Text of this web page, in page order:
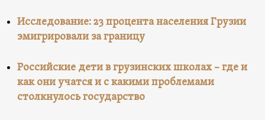
Исследование: 23 процента населения Грузии
эмигрировали за границу
Российские дети в грузинских школах – где и
как они учатся и с какими проблемами
столкнулось государство